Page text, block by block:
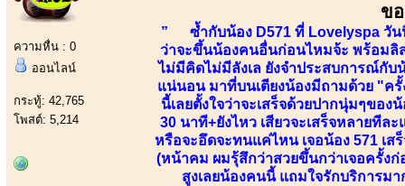
ความหื่น : 0
ออนไลน์
กระทู้: 42,765
โพสต์: 5,214
ข
” ซ้ำกับน้อง D571 ที่ Lovelyspa วัน
ว่าจะขึ้นน้องคนอื่นก่อนไหมจ้ะ พร้อมลิ
ไม่มีคิดไม่มีลังเล ยังจำประสบการณ์กับ
แน่นอน มาที่บนเตียงน้องมีถามด้วย "ค
นี้เลยตั้งใจว่าจะเสร็จด้วยปากนุ่มๆขอ
30 นาที+ยังไหว เสียวจะเสร็จหลายทีล
หรือจะอึดจะทนแค่ไหน เจอน้อง 571 เส
(หน้าคม ผมรุ้สึกว่าสวยขึ้นกว่าเจอครั้
สูงเลยน้องคนนี้ แถมใจรักบริการม